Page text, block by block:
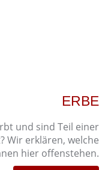
ERBE
und sind Teil einer
Wir erklären, welche
hier offenstehen.